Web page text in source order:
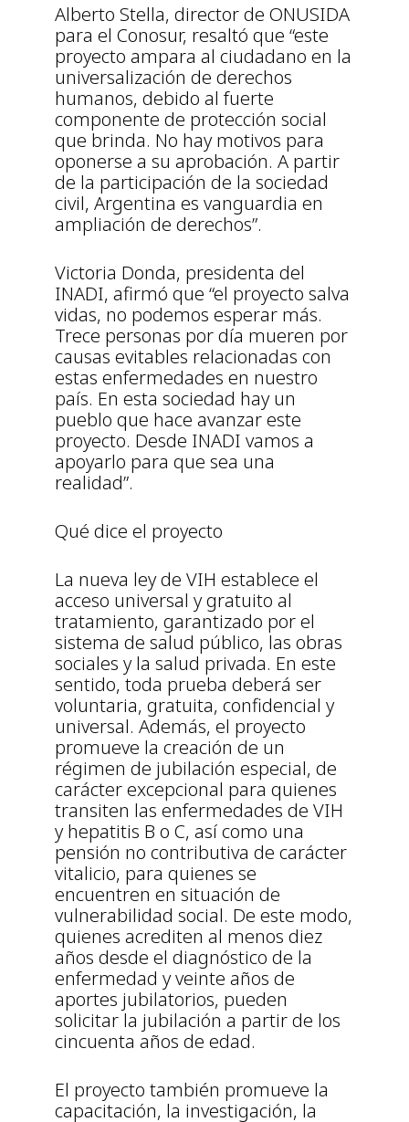
Alberto Stella, director de ONUSIDA
para el Conosur, resaltó que “este
proyecto ampara al ciudadano en la
universalización de derechos
humanos, debido al fuerte
componente de protección social
que brinda. No hay motivos para
oponerse a su aprobación. A partir
de la participación de la sociedad
civil, Argentina es vanguardia en
ampliación de derechos”.
Victoria Donda, presidenta del
INADI, afirmó que “el proyecto salva
vidas, no podemos esperar más.
Trece personas por día mueren por
causas evitables relacionadas con
estas enfermedades en nuestro
país. En esta sociedad hay un
pueblo que hace avanzar este
proyecto. Desde INADI vamos a
apoyarlo para que sea una
realidad”.
Qué dice el proyecto
La nueva ley de VIH establece el
acceso universal y gratuito al
tratamiento, garantizado por el
sistema de salud público, las obras
sociales y la salud privada. En este
sentido, toda prueba deberá ser
voluntaria, gratuita, confidencial y
universal. Además, el proyecto
promueve la creación de un
régimen de jubilación especial, de
carácter excepcional para quienes
transiten las enfermedades de VIH
y hepatitis B o C, así como una
pensión no contributiva de carácter
vitalicio, para quienes se
encuentren en situación de
vulnerabilidad social. De este modo,
quienes acrediten al menos diez
años desde el diagnóstico de la
enfermedad y veinte años de
aportes jubilatorios, pueden
solicitar la jubilación a partir de los
cincuenta años de edad.
El proyecto también promueve la
capacitación, la investigación, la